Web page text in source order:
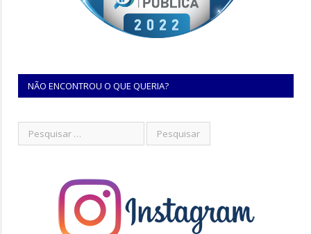
NÃO ENCONTROU O QUE QUERIA?